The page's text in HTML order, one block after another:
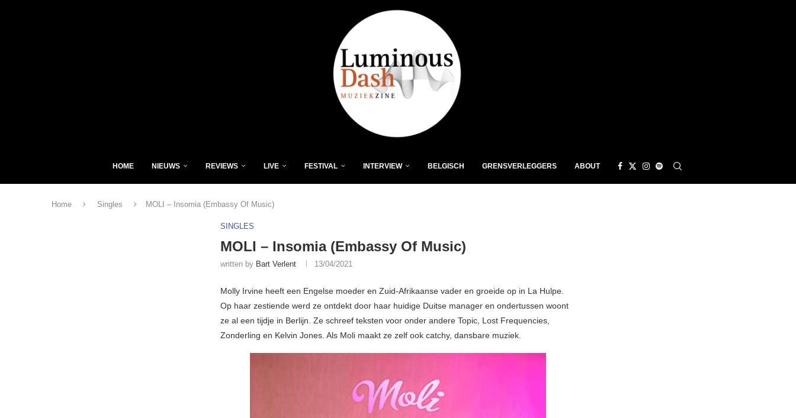
HOME NIEUWS REVIEWS LIVE FESTIVAL INTERVIEW BELGISCH GRENSVERLEGGERS ABOUT
Home Singles MOLI – Insomia (Embassy Of Music)
SINGLES
MOLI – Insomia (Embassy Of Music)
written by Bart Verlent 13/04/2021
Molly Irvine heeft een Engelse moeder en Zuid-Afrikaanse vader en groeide op in La Hulpe.
Op haar zestiende werd ze ontdekt door haar huidige Duitse manager en ondertussen woont
ze al een tijdje in Berlijn. Ze schreef teksten voor onder andere Topic, Lost Frequencies,
Zonderling en Kelvin Jones. Als Moli maakt ze zelf ook catchy, dansbare muziek.